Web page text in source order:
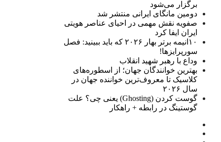
برگزار می‌شود
دومین مانگای ایرانی منتشر شد
صفویه نقش مهمی در احیای عناصر هویتی
ایران ایفا کرد
۱۰انیمه برتر بهار ۲۰۲۶ که باید ببینید: فصل
سورپرایزها!
وداع با رهبر شهید انقلاب
بهترین خوانندگان جهان؛ از اسطوره‌های
کلاسیک تا معروف‌ترین خواننده جهان در
سال ۲۰۲۶
گوست کردن (Ghosting) یعنی چی؟ علت
گوستینگ در رابطه + راهکار